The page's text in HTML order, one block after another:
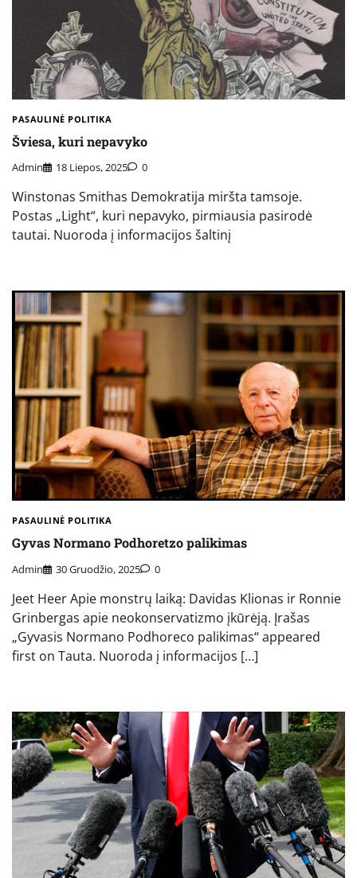
PASAULINĖ POLITIKA
Šviesa, kuri nepavyko
Admin 18 Liepos, 2025 0
Winstonas Smithas Demokratija miršta tamsoje.
Postas „Light“, kuri nepavyko, pirmiausia pasirodė
tautai. Nuoroda į informacijos šaltinį
PASAULINĖ POLITIKA
Gyvas Normano Podhoretzo palikimas
Admin 30 Gruodžio, 2025 0
Jeet Heer Apie monstrų laiką: Davidas Klionas ir Ronnie
Grinbergas apie neokonservatizmo įkūrėją. Įrašas
„Gyvasis Normano Podhoreco palikimas“ appeared
first on Tauta. Nuoroda į informacijos […]